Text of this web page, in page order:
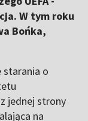
W tym roku
Bońka,
starania o
jednej strony
na